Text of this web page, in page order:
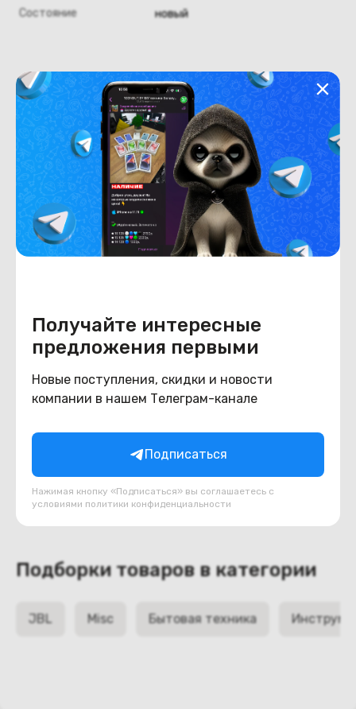
Получайте интересные
предложения первыми
Новые поступления, скидки и новости
компании в нашем Телеграм-канале
Подписаться
Нажимая кнопку «Подписаться» вы соглашаетесь с
условиями политики конфиденциальности
Состояние новый
Похожие товары
(новый. запечатан.) Умная
колонка Яндекс Станция
Макс с Zigbee (бежевый)
В наличии
1 150BYN 1380
Подборки товаров в категории
JBL Misc Бытовая техника